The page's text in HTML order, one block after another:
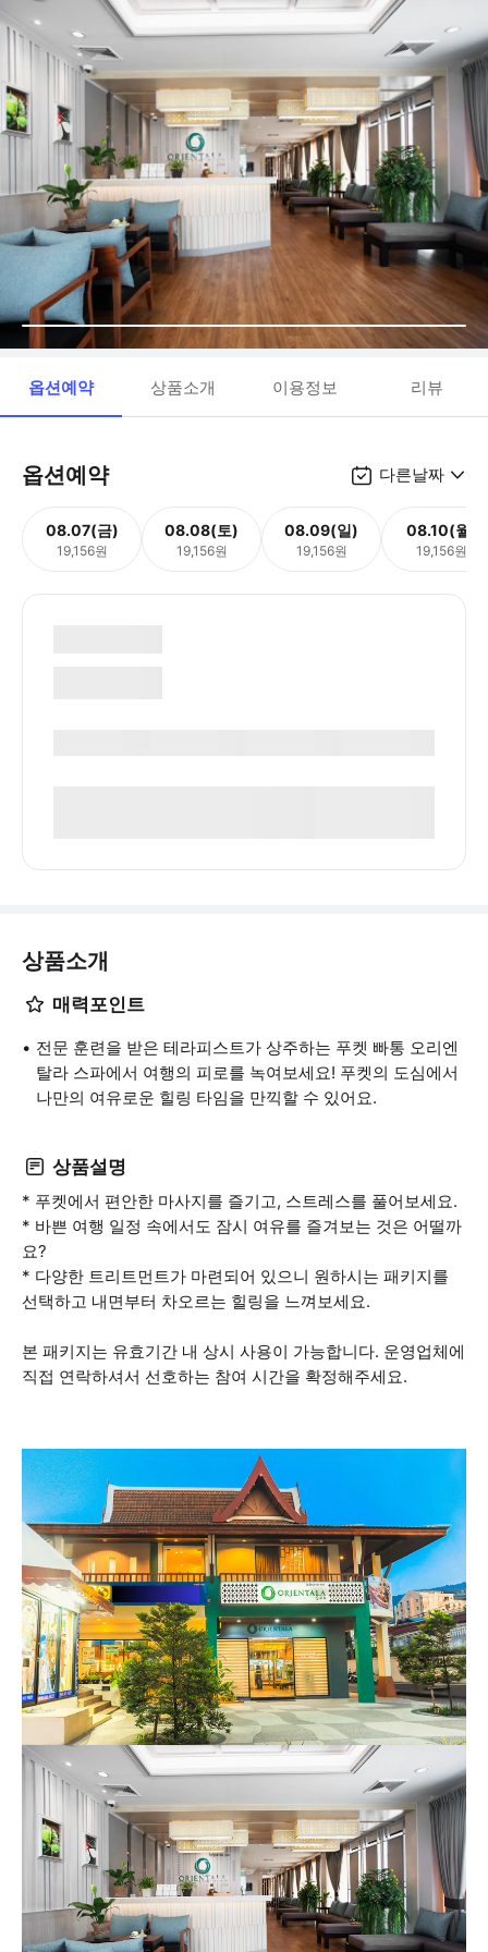
옵션예약 상품소개 이용정보 리뷰
옵션예약 다른날짜
08.07(금)
19,156원
08.08(토)
19,156원
08.09(일)
19,156원
08.10(월)
19,156원
상품소개
매력포인트
전문 훈련을 받은 테라피스트가 상주하는 푸켓 빠통 오리엔
탈라 스파에서 여행의 피로를 녹여보세요! 푸켓의 도심에서
나만의 여유로운 힐링 타임을 만끽할 수 있어요.
상품설명
* 푸켓에서 편안한 마사지를 즐기고, 스트레스를 풀어보세요.
* 바쁜 여행 일정 속에서도 잠시 여유를 즐겨보는 것은 어떨까
요?
* 다양한 트리트먼트가 마련되어 있으니 원하시는 패키지를
선택하고 내면부터 차오르는 힐링을 느껴보세요.
본 패키지는 유효기간 내 상시 사용이 가능합니다. 운영업체에
직접 연락하셔서 선호하는 참여 시간을 확정해주세요.